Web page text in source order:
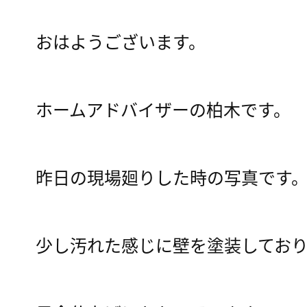
おはようございます。
ホームアドバイザーの柏木です。
昨日の現場廻りした時の写真です。
少し汚れた感じに壁を塗装しており